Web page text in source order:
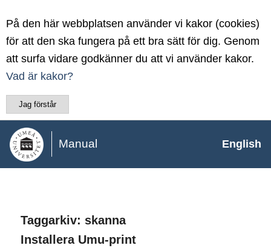
På den här webbplatsen använder vi kakor (cookies)
för att den ska fungera på ett bra sätt för dig. Genom
att surfa vidare godkänner du att vi använder kakor.
Vad är kakor?
Jag förstår
Manual English
Taggarkiv: skanna
Installera Umu-print